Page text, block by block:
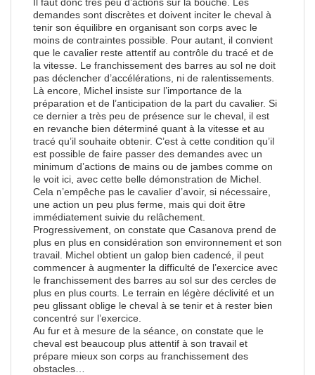
demandes sont discrètes et doivent inciter le cheval à
tenir son équilibre en organisant son corps avec le
moins de contraintes possible. Pour autant, il convient
que le cavalier reste attentif au contrôle du tracé et de
la vitesse. Le franchissement des barres au sol ne doit
pas déclencher d’accélérations, ni de ralentissements.
Là encore, Michel insiste sur l’importance de la
préparation et de l’anticipation de la part du cavalier. Si
ce dernier a très peu de présence sur le cheval, il est
en revanche bien déterminé quant à la vitesse et au
tracé qu’il souhaite obtenir. C’est à cette condition qu’il
est possible de faire passer des demandes avec un
minimum d’actions de mains ou de jambes comme on
le voit ici, avec cette belle démonstration de Michel.
Cela n’empêche pas le cavalier d’avoir, si nécessaire,
une action un peu plus ferme, mais qui doit être
immédiatement suivie du relâchement.
Progressivement, on constate que Casanova prend de
plus en plus en considération son environnement et son
travail. Michel obtient un galop bien cadencé, il peut
commencer à augmenter la difficulté de l’exercice avec
le franchissement des barres au sol sur des cercles de
plus en plus courts. Le terrain en légère déclivité et un
peu glissant oblige le cheval à se tenir et à rester bien
concentré sur l’exercice.
Au fur et à mesure de la séance, on constate que le
cheval est beaucoup plus attentif à son travail et
prépare mieux son corps au franchissement des
obstacles…